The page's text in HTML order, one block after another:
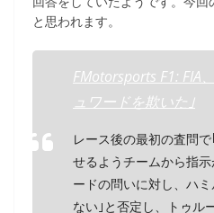
と思われます。
FMotorsports F1: FIA
ュワードを欺いた｣
レース後の最初の査問
せるようチームから指
ードの問いに対し、ハ
ない｣と否定し、トゥル